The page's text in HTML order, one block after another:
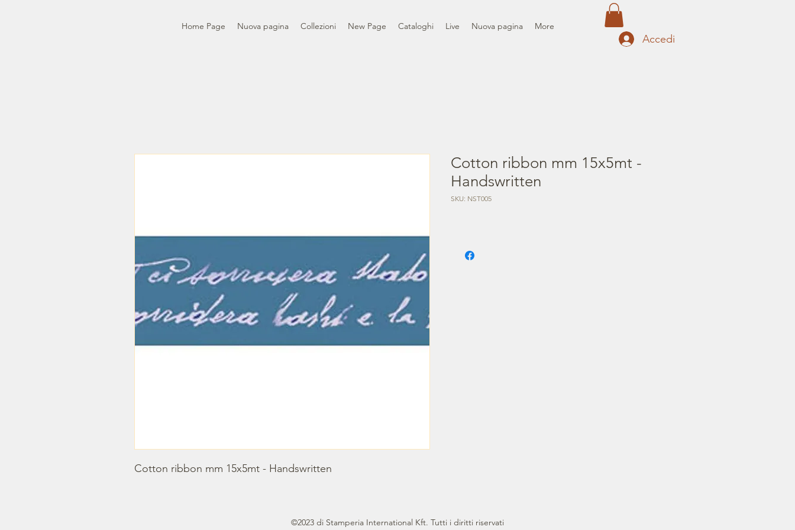
Home Page Nuova pagina Collezioni New Page Cataloghi Live Nuova pagina More
Accedi
Cotton ribbon mm 15x5mt - Handswritten
Cotton ribbon mm 15x5mt -
Handswritten
SKU: NST005
©2023 di Stamperia International Kft. Tutti i diritti riservati